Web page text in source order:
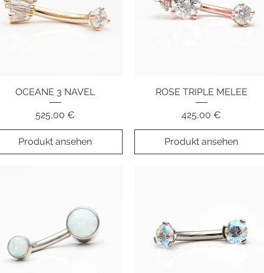
Schnellansicht
OCEANE 3 NAVEL
Preis
525,00 €
Produkt ansehen
Schnellansicht
ROSE TRIPLE MELEE
Preis
425,00 €
Produkt ansehen